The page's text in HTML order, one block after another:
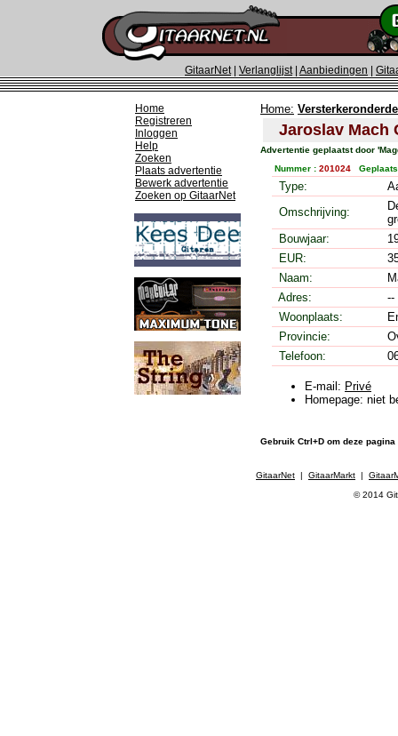
GitaarNet| Verlanglijst| Aanbiedingen
Home
Registreren
Inloggen
Help
Zoeken
Plaats advertentie
Bewerk advertentie
Zoeken op GitaarNet
Home:
Jaroslav Mach
Advertentie geplaatst door
Nummer : 201024
Type:
Omschrijving:
Bouwjaar:
EUR:
Naam:
Adres:
Woonplaats:
Provincie:
Telefoon:
E-mail: Privé
Homepage: niet
Gebruik Ctrl+D om deze
GitaarNet | GitaarMarkt |
© 2014